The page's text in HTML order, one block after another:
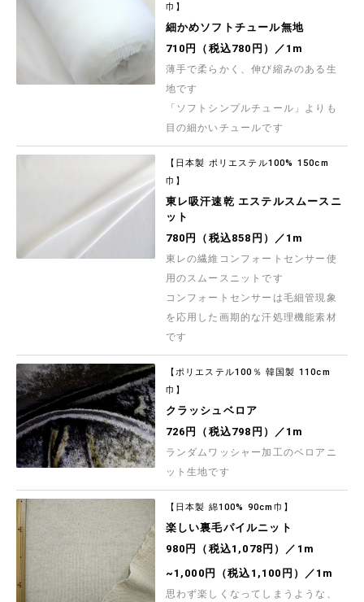
地です 秋冬のソーイングにご活用くださいませ
巾】
細かめソフトチュール無地
710円（税込780円）／1m
薄手で柔らかく、伸び縮みのある生
地です
「ソフトシンプルチュール」よりも
目の細かいチュールです
【日本製 ポリエステル100% 150cm
巾】
東レ吸汗速乾 エステルスムースニ
ット
780円（税込858円）／1m
東レの繊維コンフォートセンサー使
用のスムースニットです
コンフォートセンサーは毛細管現象
を応用した画期的な汗処理機能素材
です
【ポリエステル100％ 韓国製 110cm
巾】
クラッシュベロア
726円（税込798円）／1m
ランダムワッシャー加工のベロアニ
ット生地です
【日本製 綿100% 90cm巾】
楽しい裏毛パイルニット
980円（税込1,078円）／1m
~1,000円（税込1,100円）／1m
思わず楽しくなってしまうような、